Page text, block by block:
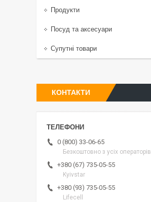
Продукти
Посуд та аксесуари
Супутні товари
КОНТАКТИ
0 (800) 33-06-65
Безкоштовно з усіх операторів
+380 (67) 735-05-55
Kyivstar
+380 (93) 735-05-55
Lifecell